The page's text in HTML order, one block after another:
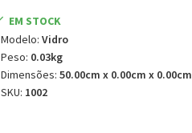
EM STOCK
Modelo: Vidro
Peso: 0.03kg
Dimensões: 50.00cm x 0.00cm x 0.00cm
SKU: 1002